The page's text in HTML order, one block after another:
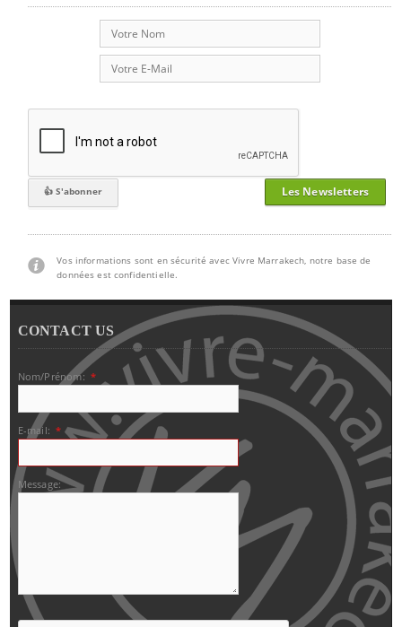
Les Newsletters
Vos informations sont en sécurité avec Vivre Marrakech, notre base de
données est confidentielle.
CONTACT US
Nom/Prénom: *
E-mail: *
Message: